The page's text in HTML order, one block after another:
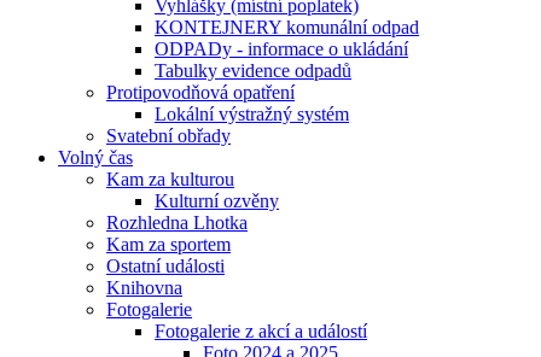
Vyhlášky (místní poplatek)
KONTEJNERY komunální odpad
ODPADy - informace o ukládání
Tabulky evidence odpadů
Protipovodňová opatření
Lokální výstražný systém
Svatební obřady
Volný čas
Kam za kulturou
Kulturní ozvěny
Rozhledna Lhotka
Kam za sportem
Ostatní události
Knihovna
Fotogalerie
Fotogalerie z akcí a událostí
Foto 2024 a 2025